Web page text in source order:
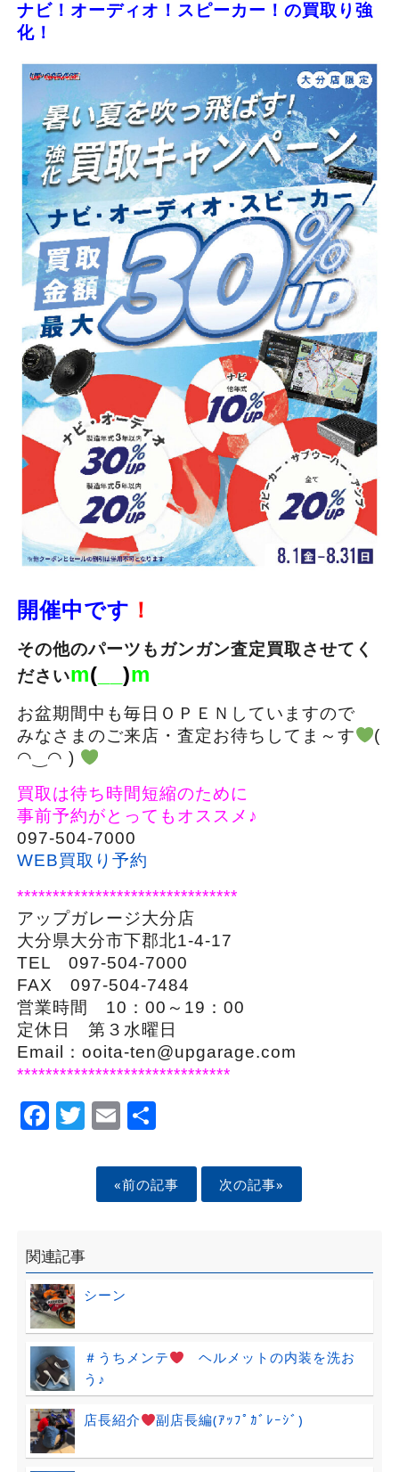
ナビ！オーディオ！スピーカー！の買取り強
化！
開催中です ！
その他のパーツもガンガン査定買取させてく
ださいm( )m
お盆期間中も毎日ＯＰＥＮしていますので
みなさまのご来店・査定お待ちしてま～す
(
◠‿◠ )
買取は待ち時間短縮のために
事前予約がとってもオススメ♪
097-504-7000
WEB買取り予約
*******************************
アップガレージ大分店
大分県大分市下郡北1-4-17
TEL 097-504-7000
FAX 097-504-7484
営業時間 10：00～19：00
定休日 第３水曜日
Email：ooita-ten@upgarage.com
******************************
Facebook
Twitter
EmailShare
«前の記事 次の記事»
関連記事
シーン
＃うちメンテ
ヘルメットの内装を洗お
う♪
店長紹介 副店長編(ｱｯﾌﾟｶﾞﾚｰｼﾞ)